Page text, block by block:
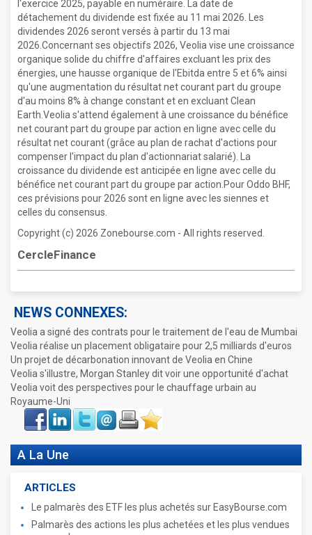
l'exercice 2025, payable en numéraire. La date de
détachement du dividende est fixée au 11 mai 2026. Les
dividendes 2026 seront versés à partir du 13 mai
2026.Concernant ses objectifs 2026, Veolia vise une croissance
organique solide du chiffre d'affaires excluant les prix des
énergies, une hausse organique de l'Ebitda entre 5 et 6% ainsi
qu'une augmentation du résultat net courant part du groupe
d'au moins 8% à change constant et en excluant Clean
Earth.Veolia s'attend également à une croissance du bénéfice
net courant part du groupe par action en ligne avec celle du
résultat net courant (grâce au plan de rachat d'actions pour
compenser l'impact du plan d'actionnariat salarié). La
croissance du dividende est anticipée en ligne avec celle du
bénéfice net courant part du groupe par action.Pour Oddo BHF,
ces prévisions pour 2026 sont en ligne avec les siennes et
celles du consensus.
Copyright (c) 2026 Zonebourse.com - All rights reserved.
CercleFinance
NEWS CONNEXES:
Veolia a signé des contrats pour le traitement de l'eau de Mumbai
Veolia réalise un placement obligataire pour 2,5 milliards d'euros
Un projet de décarbonation innovant de Veolia en Chine
Veolia s'illustre, Morgan Stanley dit voir une opportunité d'achat
Veolia voit des perspectives pour le chauffage urbain au
Royaume-Uni
Face
book
LinkIn Twitter Envoyer ImprimerFavoris
A La Une
ARTICLES
Le palmarès des ETF les plus achetés sur EasyBourse.com
Palmarès des actions les plus achetées et les plus vendues